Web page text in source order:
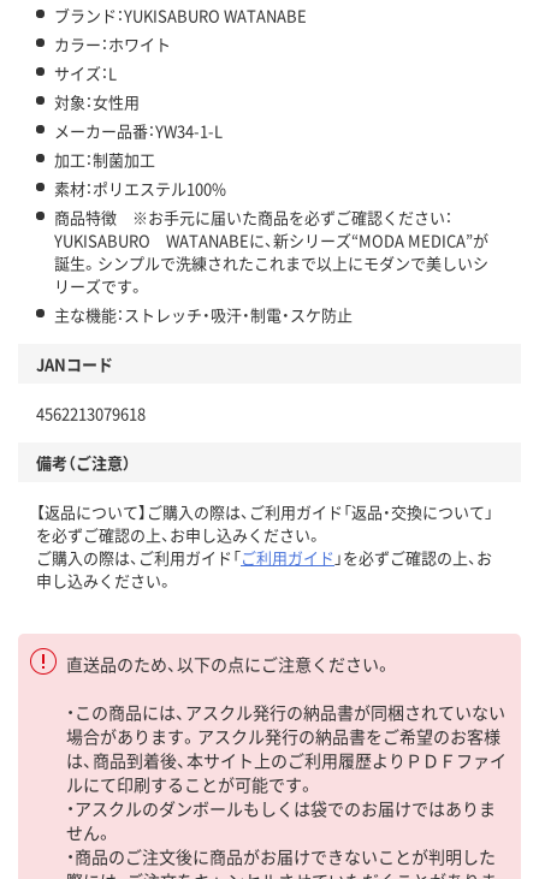
ブランド：YUKISABURO WATANABE
カラー：ホワイト
サイズ：L
対象：女性用
メーカー品番：YW34-1-L
加工：制菌加工
素材：ポリエステル100%
商品特徴 ※お手元に届いた商品を必ずご確認ください：
YUKISABURO WATANABEに、新シリーズ“MODA MEDICA”が
誕生。シンプルで洗練されたこれまで以上にモダンで美しいシ
リーズです。
主な機能：ストレッチ・吸汗・制電・スケ防止
JANコード
4562213079618
備考（ご注意）
【返品について】ご購入の際は、ご利用ガイド「返品・交換について」
を必ずご確認の上、お申し込みください。
ご購入の際は、ご利用ガイド「ご利用ガイド 」を必ずご確認の上、お
申し込みください。
直送品のため、以下の点にご注意ください。
・この商品には、アスクル発行の納品書が同梱されていない
場合があります。アスクル発行の納品書をご希望のお客様
は、商品到着後、本サイト上のご利用履歴よりＰＤＦファイ
ルにて印刷することが可能です。
・アスクルのダンボールもしくは袋でのお届けではありま
せん。
・商品のご注文後に商品がお届けできないことが判明した